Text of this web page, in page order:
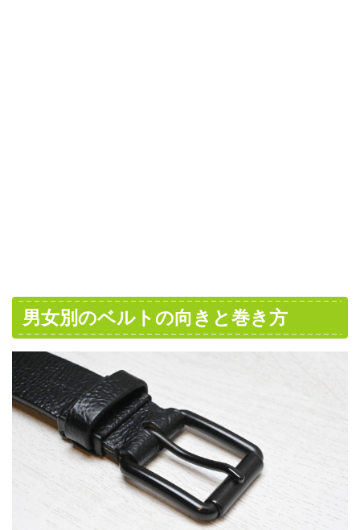
男女別のベルトの向きと巻き方